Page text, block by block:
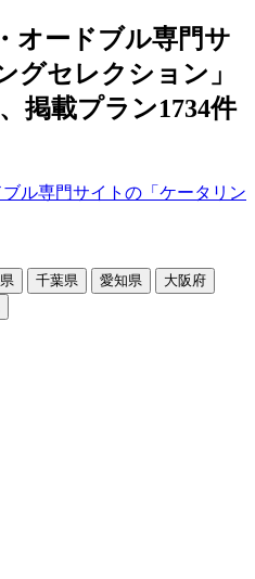
オードブル専門サ
グセレクション」
掲載プラン1734件
千葉県 愛知県
大阪府